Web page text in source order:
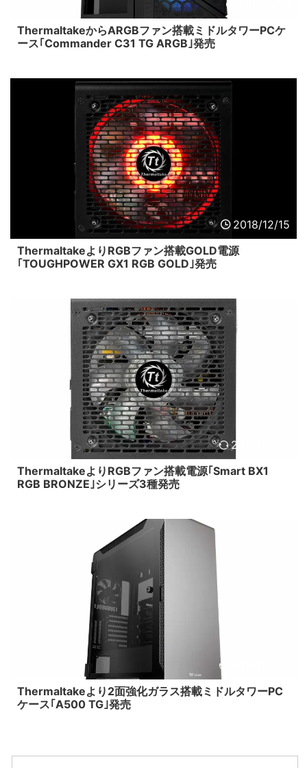
ThermaltakeからARGBファン搭載ミドルタワーPCケ
ース｢Commander C31 TG ARGB｣発売
2018/12/15
ThermaltakeよりRGBファン搭載GOLD電源
｢TOUGHPOWER GX1 RGB GOLD｣発売
2018/12/22
ThermaltakeよりRGBファン搭載電源｢Smart BX1
RGB BRONZE｣シリーズ3種発売
Thermaltakeより2面強化ガラス搭載ミドルタワーPC
ケース｢A500 TG｣発売